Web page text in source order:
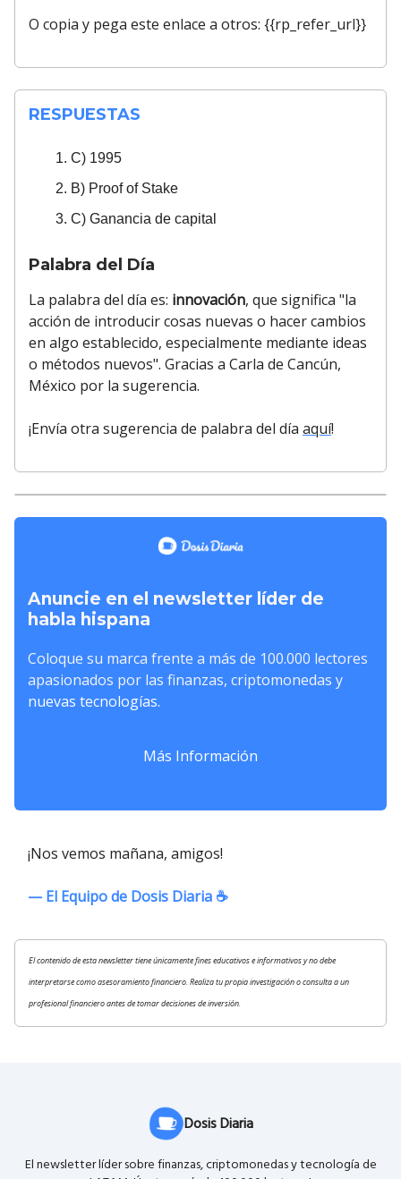
O copia y pega este enlace a otros: {{rp_refer_url}}
RESPUESTAS
C) 1995
B) Proof of Stake
C) Ganancia de capital
Palabra del Día
La palabra del día es: innovación, que significa "la
acción de introducir cosas nuevas o hacer cambios
en algo establecido, especialmente mediante ideas
o métodos nuevos". Gracias a Carla de Cancún,
México por la sugerencia.
¡Envía otra sugerencia de palabra del día aquí!
Anuncie en el newsletter líder de
habla hispana
Coloque su marca frente a más de 100.000 lectores
apasionados por las finanzas, criptomonedas y
nuevas tecnologías.
Más Información
¡Nos vemos mañana, amigos!
— El Equipo de Dosis Diaria ☕️
El contenido de esta newsletter tiene únicamente fines educativos e informativos y no debe
interpretarse como asesoramiento financiero. Realiza tu propia investigación o consulta a un
profesional financiero antes de tomar decisiones de inversión.
Dosis Diaria
El newsletter líder sobre finanzas, criptomonedas y tecnología de